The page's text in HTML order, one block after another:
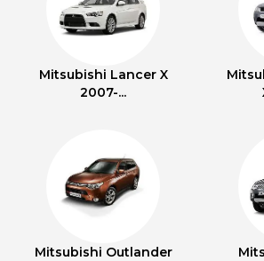
Mitsubishi Lancer X
2007-...
Mitsubishi Outlander